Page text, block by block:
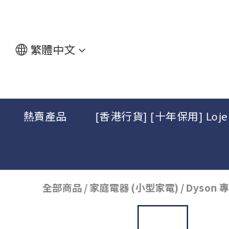
繁體中文
熱賣產品 [香港行貨] [十年保用]
全部商品 / 家庭電器 (小型家電) / Dyson